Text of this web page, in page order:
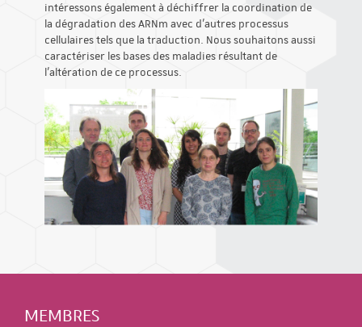
intéressons également à déchiffrer la coordination de
la dégradation des ARNm avec d'autres processus
cellulaires tels que la traduction. Nous souhaitons aussi
caractériser les bases des maladies résultant de
l'altération de ce processus.
MEMBRES